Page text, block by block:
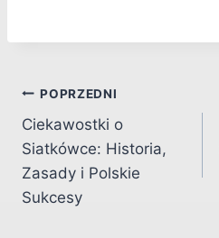
Nawigacja
wpisu
POPRZEDNI
Ciekawostki o
Siatkówce: Historia,
Zasady i Polskie
Sukcesy